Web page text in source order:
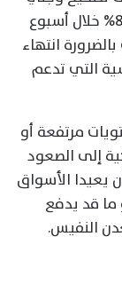
أرباح، خصوصًا بعد صعود الأوقية بأكثر من 8% خلال أسبوع
انتهاء
التي تدعم
مرتفعة أو
إلى الصعود
يعيدا الأسواق
ما قد يدفع
النفيس.